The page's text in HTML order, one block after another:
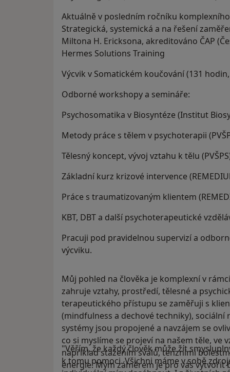
Aktuálně v posledním ročníku
Strategická, systemická a na řešení
Miltona H. Ericksona, akreditováno ČAP
Hermes Solutions Training
Výcvik v Somatickém koučování (131
Odborné workshopy a semináře:
Psychosomatika v Biosyntéze (Institut
Metody práce s tělem v psychoterapii
Tělesný koncept, vývoj vztahu k tělu
Základní kurz krizové intervence
Práce s traumatizovaným klientem
KBT, DBT a další psychoterapeutické
Pracuji pod pravidelnou supervizí a
výcviku.
Můj pohled na člověka je komplexní v
zahruje vztahy, prostředí, tělesné a
terapeutického přístupu se zaměřuji s
(mindfulness a dechové techniky), sociální
systémy jsou propojené a navzájem se
co si myslíme se projeví na našem těle, ve
například stažením svalů, tenzními
energie. Mým záměrem je pro vás vytvořit
"Věřím, že každý člověk může žít
k tomu pomoci. Všichni máme v sobě